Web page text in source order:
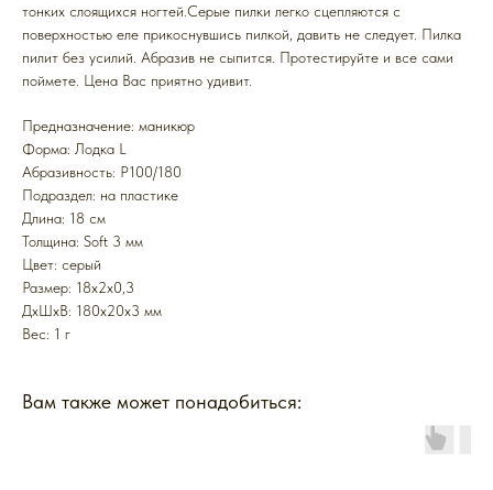
тонких слоящихся ногтей.Серые пилки легко сцепляются с
поверхностью еле прикоснувшись пилкой, давить не следует. Пилка
пилит без усилий. Абразив не сыпится. Протестируйте и все сами
поймете. Цена Вас приятно удивит.
Предназначение: маникюр
Форма: Лодка L
Абразивность: P100/180
Подраздел: на пластике
Длина: 18 см
Толщина: Soft 3 мм
Цвет: серый
Размер: 18x2x0,3
ДxШxВ: 180x20x3 мм
Вес: 1 г
Вам также может понадобиться: